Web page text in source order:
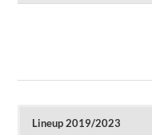
Lineup 2019/2023